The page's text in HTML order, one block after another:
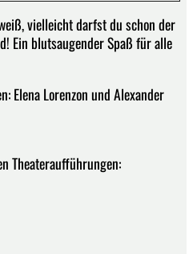
vielleicht darfst du schon der
Ein blutsaugender Spaß für alle
Elena Lorenzon und Alexander
Theateraufführungen: